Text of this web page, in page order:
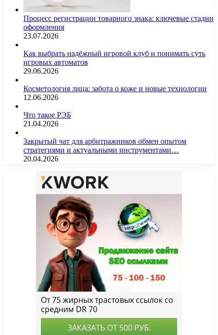
Процесс регистрации товарного знака: ключевые стадии
оформления
23.07.2026
Как выбрать надёжный игровой клуб и понимать суть
игровых автоматов
29.06.2026
Косметология лица: забота о коже и новые технологии
12.06.2026
Что такое РЭБ
21.04.2026
Закрытый чат для арбитражников обмен опытом
стратегиями и актуальными инструментами…
20.04.2026